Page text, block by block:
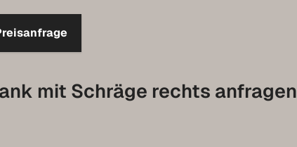
mit Schräge rechts anfragen